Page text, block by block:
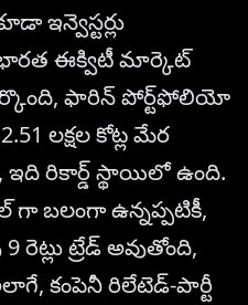
ఇన్వెస్టర్లు
ఈక్విటీ మార్కెట్
ఫారిన్ పోర్ట్‌ఫోలియో
లక్షల కోట్ల మేర
ఇది రికార్డ్ స్థాయిలో ఉంది.
గా బలంగా ఉన్నప్పటికీ,
ట్రేడ్ అవుతోంది,
కంపెనీ రిలేటెడ్-పార్టీ